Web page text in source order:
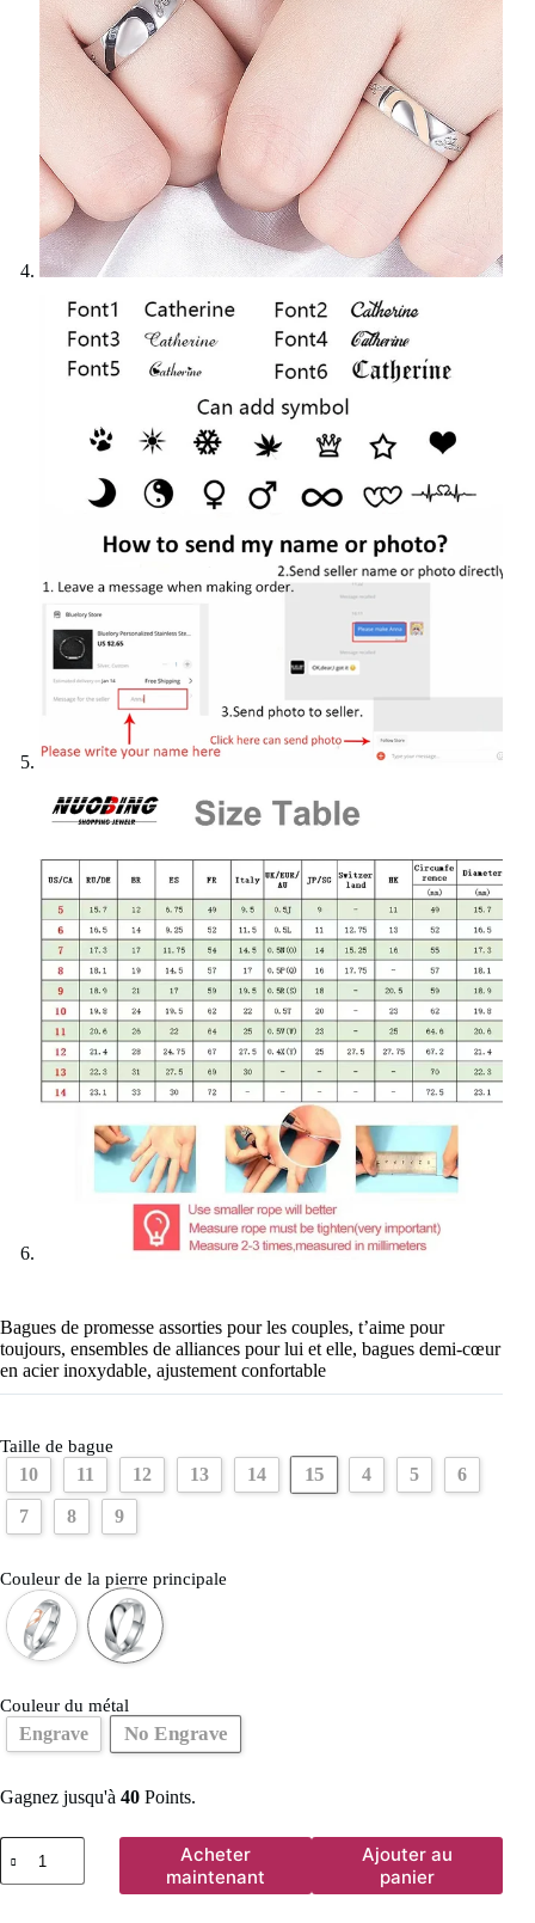
Bagues de promesse assorties pour les couples, t’aime pour
toujours, ensembles de alliances pour lui et elle, bagues demi-cœur
en acier inoxydable, ajustement confortable
Taille de bague
10 11 12 13 14 15 4 5 6
7 8 9
Couleur de la pierre principale
Couleur du métal
Engrave No Engrave
Gagnez jusqu'à 40 Points.
quantité
de
Bagues
Acheter
maintenant
Ajouter au
panier